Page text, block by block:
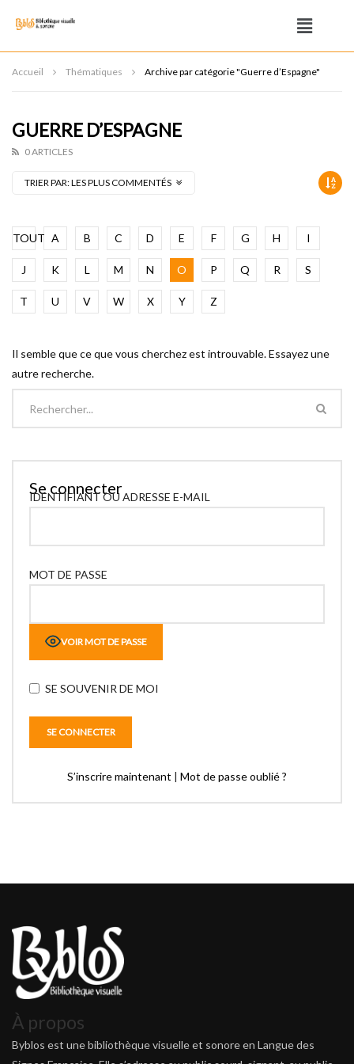
Accueil Thématiques Archive par catégorie "Guerre d’Espagne"
GUERRE D’ESPAGNE
0 ARTICLES
TRIER PAR:LES PLUS COMMENTÉS
TOUT A B C D E F G H I
J K L M N O P Q R S
T U V W X Y Z
Il semble que ce que vous cherchez est introuvable. Essayez une
autre recherche.
Se connecter
IDENTIFIANT OU ADRESSE E-MAIL
MOT DE PASSE
VOIR MOT DE PASSE
SE SOUVENIR DE MOI
S’inscrire maintenant | Mot de passe oublié ?
À propos
Byblos est une bibliothèque visuelle et sonore en Langue des